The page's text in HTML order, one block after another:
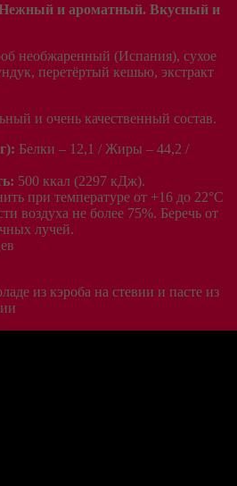
Нежный и ароматный. Вкусный и
необжаренный (Испания), сухое
перетёртый кешью, экстракт
и очень качественный состав.
Белки – 12,1 / Жиры – 44,2 /
500 ккал (2297 кДж).
при температуре от +16 до 22°С
воздуха не более 75%. Беречь от
лучей.
из кэроба на стевии и пасте из